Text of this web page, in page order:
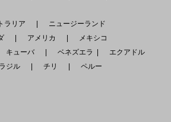
ラリア
ニュージーランド
アメリカ
メキシコ
キューバ ベネズエラ
エクアドル
ジル チリ
ペルー